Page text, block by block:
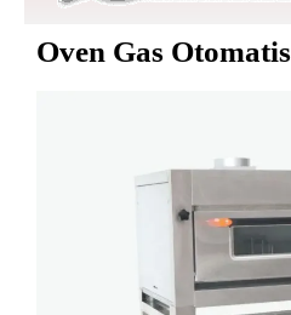
Oven Gas Otomatis